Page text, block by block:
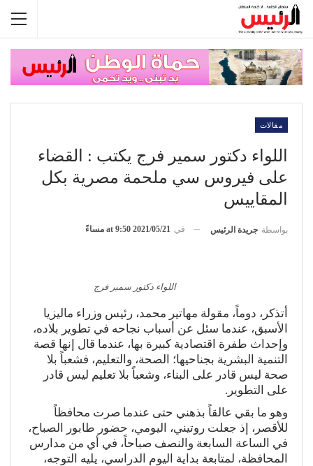
مقالات
اللواء دكتور سمير فرج يكتب : القضاء
على فيروس سي ملحمة مصرية بكل
المقاييس
بواسطة جريدة الرئيس في 2021/05/21 at 9:50 مساءً
اللواء دكتور سمير فرج
أتذكر، دوماً، مقولة مهاتير محمد، رئيس وزراء ماليزيا
الأسبق، عندما سئل عن أسباب نجاحه في تطوير بلاده،
وإحداث طفرة اقتصادية كبيرة بها، عندما قال إنها قصة
التنمية البشرية بجناحيها؛ الصحة، والتعليم، فشعباً بلا
صحة ليس قادر على البناء، وشعباً بلا تعليم ليس قادر
على التطوير.
وهو ما بقي عالقاً بذهني حتى عندما صرت محافظاً
للأقصر، إذ جعلت روتيني، اليومي، حضور طابور الصباح،
في الساعة السابعة والنصف صباحاً، في أي من مدارس
المحافظة، لمتابعة بداية اليوم الدراسي، يليه التوجه،